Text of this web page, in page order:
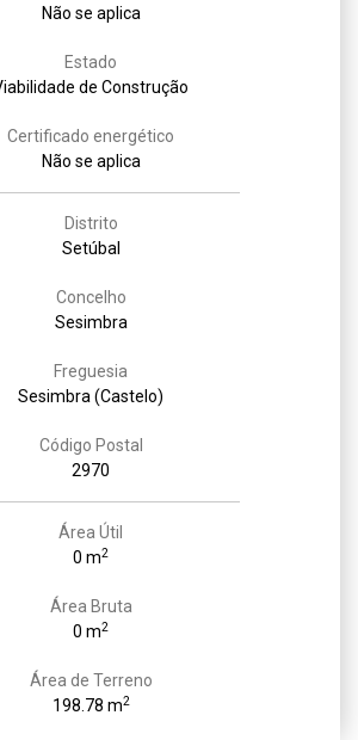
Não se aplica
Estado
de Construção
Certificado energético
Não se aplica
Distrito
Setúbal
Concelho
Sesimbra
Freguesia
Sesimbra (Castelo)
Código Postal
2970
Área Útil
0 m2
Área Bruta
0 m2
Área de Terreno
198.78 m2